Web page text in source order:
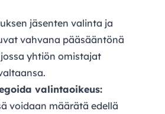
jäsenten valinta ja
vahvana pääsääntönä
yhtiön omistajat
valintaoikeus:
voidaan määrätä edellä